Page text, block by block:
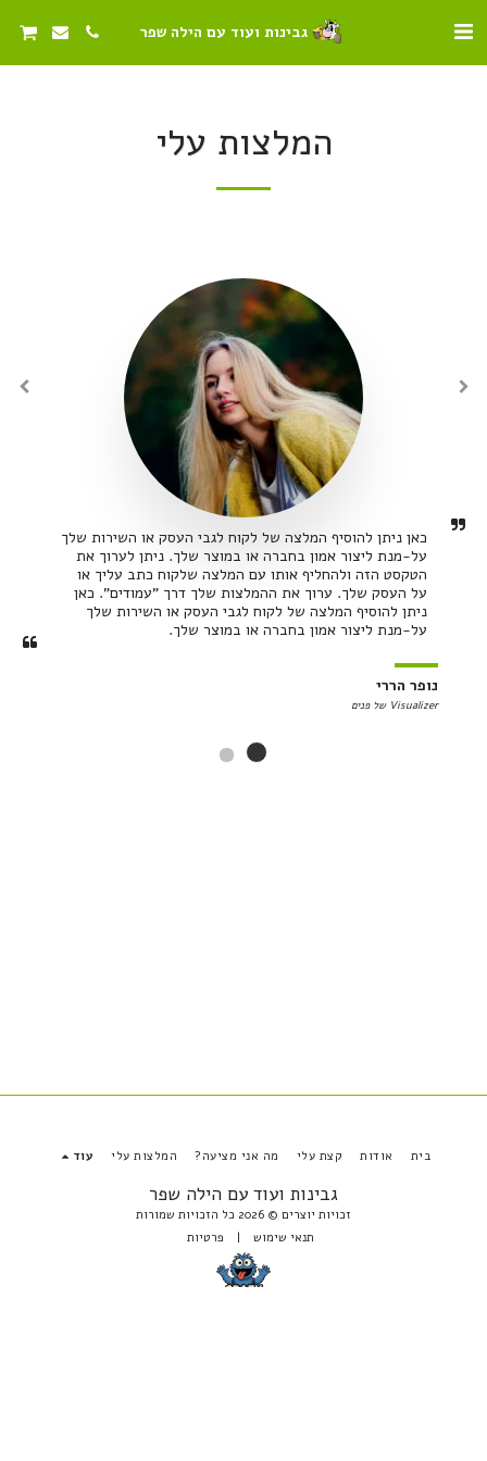
גבינות ועוד עם הילה שפר
המלצות עלי
על-מנת ליצור אמון בחברה או במוצר שלך.
נופר הררי
Visualizer של פנים
גבינות ועוד עם הילה שפר
זכויות יוצרים © 2026 כל הזכויות שמורות
תנאי שימוש | פרטיות
בית אודות קצת עלי מה אני מציעה? המלצות עלי עוד